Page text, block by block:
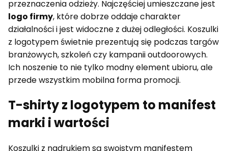
przeznaczenia odzieży. Najczęściej umieszczane jest
logo firmy, które dobrze oddaje charakter
działalności i jest widoczne z dużej odległości. Koszulki
z logotypem świetnie prezentują się podczas targów
branżowych, szkoleń czy kampanii outdoorowych.
Ich noszenie to nie tylko modny element ubioru, ale
przede wszystkim mobilna forma promocji.
T-shirty z logotypem to manifest
marki i wartości
Koszulki z nadrukiem są swoistym manifestem